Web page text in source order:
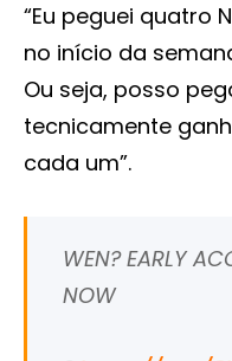
“Eu peguei quatro
no início da
Ou seja, posso
tecnicamente
cada um”.
WEN? EARLY
NOW